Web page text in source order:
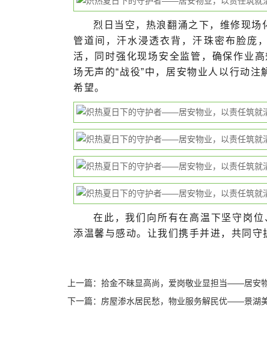
烈日当空，热浪翻涌之下，维修现场
管道间，汗水浸透衣背，汗珠密布脸庞
活，同时强化现场安全监管，确保作业
场无声的“战役”中，居安物业人以行动
希望。
在此，我们向所有在高温下坚守岗
添温馨与感动。让我们携手并进，共同
上一篇： 拾金不昧显高尚，爱岗敬业显担当——居安
下一篇： 房屋渗水居民愁，物业服务解民优——景湖